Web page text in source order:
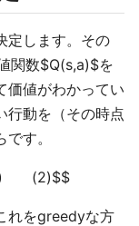
定します。その
関数$Q(s,a)$を
価値がわかってい
行動を（その時点
す。
(2)$$
れをgreedyな方